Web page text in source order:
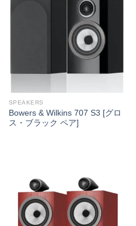
SPEAKERS
Bowers & Wilkins 707 S3 [グロ
ス・ブラック ペア]